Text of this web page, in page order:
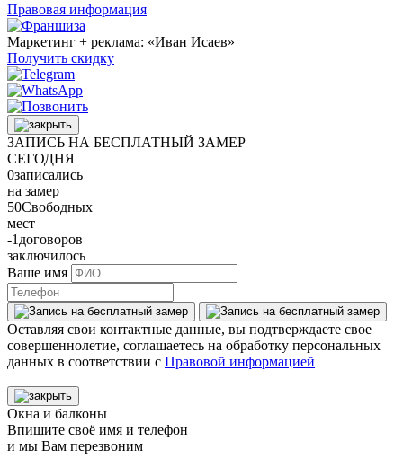
Правовая информация
Маркетинг + реклама: «Иван Исаев»
Получить скидку
ЗАПИСЬ НА БЕСПЛАТНЫЙ ЗАМЕР
СЕГОДНЯ
0записались
на замер
50Свободных
мест
-1 договоров
заключилось
Ваше имя
Оставляя свои контактные данные, вы подтверждаете свое
совершеннолетие, соглашаетесь на обработку персональных
данных в соответствии с Правовой информацией
Окна и балконы
Впишите своё имя и телефон
и мы Вам перезвоним